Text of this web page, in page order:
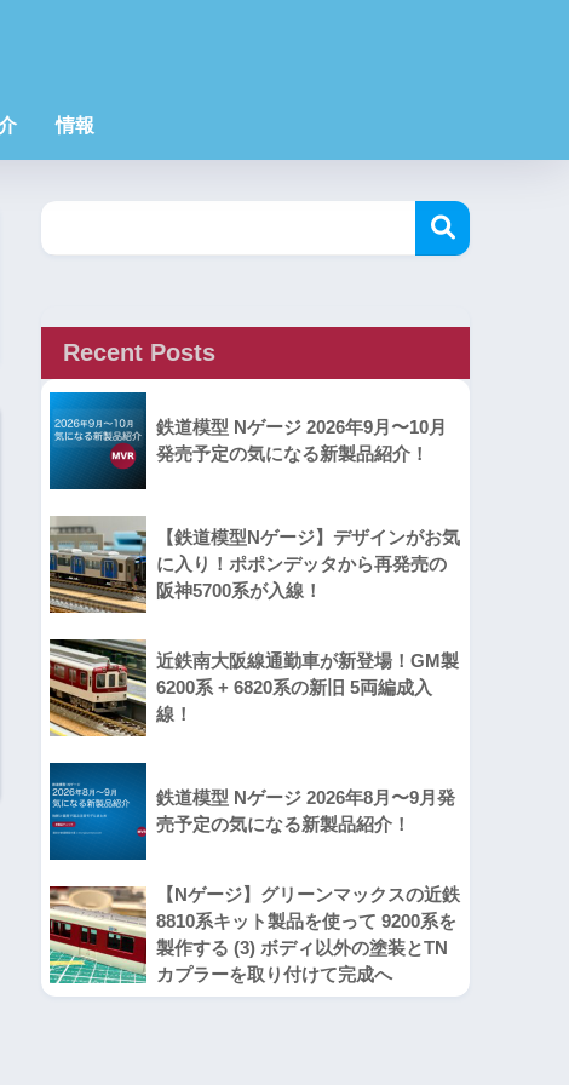
情報
Recent Posts
鉄道模型 Nゲージ 2026年9月〜10月
発売予定の気になる新製品紹介！
【鉄道模型Nゲージ】デザインがお気
に入り！ポポンデッタから再発売の
阪神5700系が入線！
近鉄南大阪線通勤車が新登場！GM製
6200系 + 6820系の新旧 5両編成入
線！
鉄道模型 Nゲージ 2026年8月〜9月発
売予定の気になる新製品紹介！
【Nゲージ】グリーンマックスの近鉄
8810系キット製品を使って 9200系を
製作する (3) ボディ以外の塗装とTN
カプラーを取り付けて完成へ